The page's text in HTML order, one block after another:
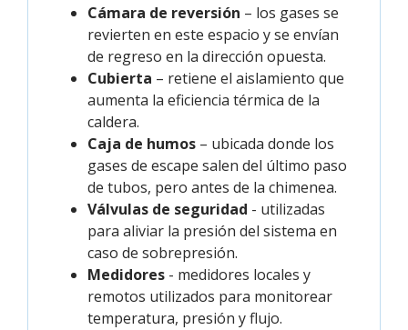
Cámara de reversión – los gases se
revierten en este espacio y se envían
de regreso en la dirección opuesta.
Cubierta – retiene el aislamiento que
aumenta la eficiencia térmica de la
caldera.
Caja de humos – ubicada donde los
gases de escape salen del último paso
de tubos, pero antes de la chimenea.
Válvulas de seguridad - utilizadas
para aliviar la presión del sistema en
caso de sobrepresión.
Medidores - medidores locales y
remotos utilizados para monitorear
temperatura, presión y flujo.